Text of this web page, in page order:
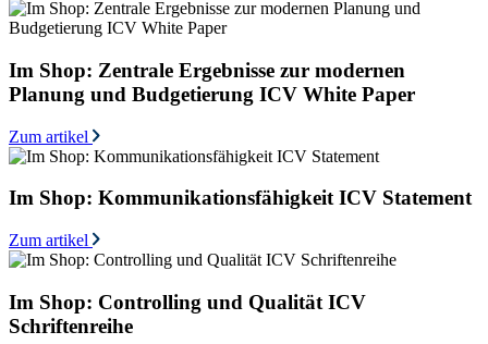
Im Shop: Zentrale Ergebnisse zur modernen
Planung und Budgetierung ICV White Paper
Zum artikel
Im Shop: Kommunikationsfähigkeit ICV Statement
Zum artikel
Im Shop: Controlling und Qualität ICV
Schriftenreihe